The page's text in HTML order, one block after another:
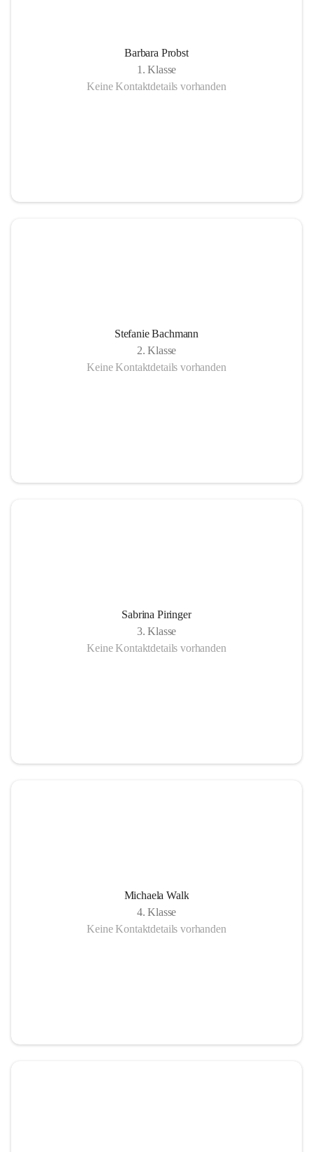
Barbara Probst
1. Klasse
Keine Kontaktdetails vorhanden
Stefanie Bachmann
2. Klasse
Keine Kontaktdetails vorhanden
Sabrina Piringer
3. Klasse
Keine Kontaktdetails vorhanden
Michaela Walk
4. Klasse
Keine Kontaktdetails vorhanden